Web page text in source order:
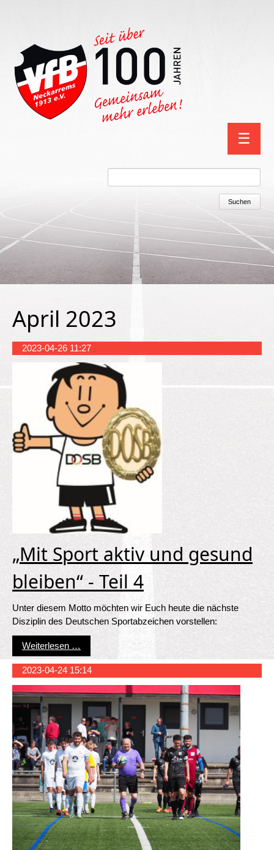
☰
Suchen
April 2023
2023-04-26 11:27
„Mit Sport aktiv und gesund
bleiben“ - Teil 4
Unter diesem Motto möchten wir Euch heute die nächste
Disziplin des Deutschen Sportabzeichen vorstellen:
Weiterlesen …
2023-04-24 15:14